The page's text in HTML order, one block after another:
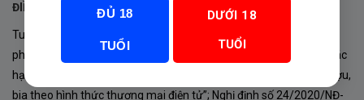
ĐIỀU KHOẢN VÀ CHÍNH SÁCH
Tuân thủ Nghị định 105/2017/NĐ-CP ngày 14/9/2017 của Chính
phủ về sản xuất, kinh doanh rượu. Tuân thủ Luật “phòng chống tác
hại của rượu, bia” số 44/2019/QH14-Điều 16 về “điều kiện bán rượu,
bia theo hình thức thương mại điện tử”; Nghị định số 24/2020/NĐ-
ĐỦ 18
TUỔI
DƯỚI 18
TUỔI